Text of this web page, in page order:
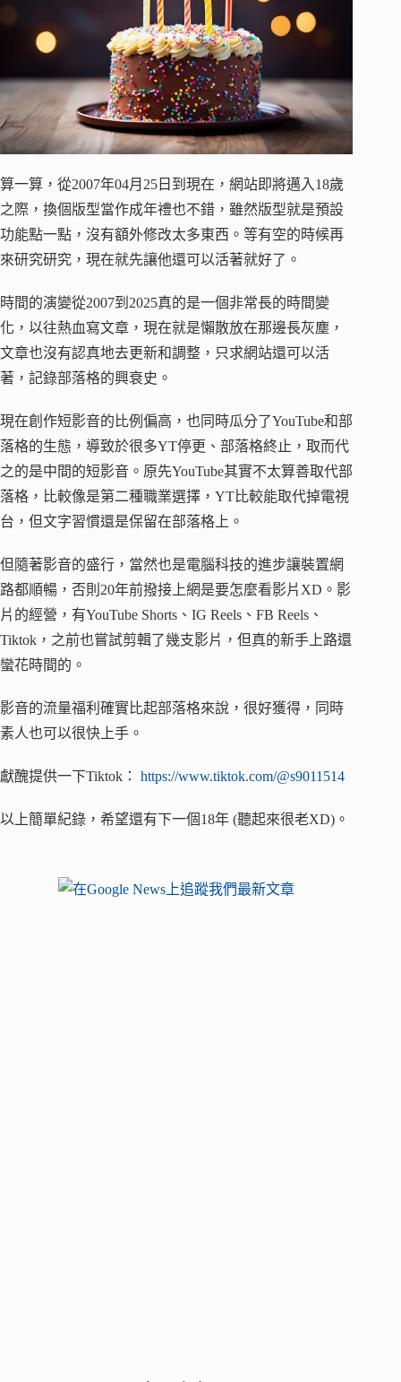
算一算，從2007年04月25日到現在，網站即將邁入18歲
之際，換個版型當作成年禮也不錯，雖然版型就是預設
功能點一點，沒有額外修改太多東西。等有空的時候再
來研究研究，現在就先讓他還可以活著就好了。
時間的演變從2007到2025真的是一個非常長的時間變
化，以往熱血寫文章，現在就是懶散放在那邊長灰塵，
文章也沒有認真地去更新和調整，只求網站還可以活
著，記錄部落格的興衰史。
現在創作短影音的比例偏高，也同時瓜分了YouTube和部
落格的生態，導致於很多YT停更、部落格終止，取而代
之的是中間的短影音。原先YouTube其實不太算善取代部
落格，比較像是第二種職業選擇，YT比較能取代掉電視
台，但文字習慣還是保留在部落格上。
但隨著影音的盛行，當然也是電腦科技的進步讓裝置網
路都順暢，否則20年前撥接上網是要怎麼看影片XD。影
片的經營，有YouTube Shorts、IG Reels、FB Reels、
Tiktok，之前也嘗試剪輯了幾支影片，但真的新手上路還
蠻花時間的。
影音的流量福利確實比起部落格來說，很好獲得，同時
素人也可以很快上手。
獻醜提供一下Tiktok： https://www.tiktok.com/@s9011514
以上簡單紀錄，希望還有下一個18年 (聽起來很老XD)。